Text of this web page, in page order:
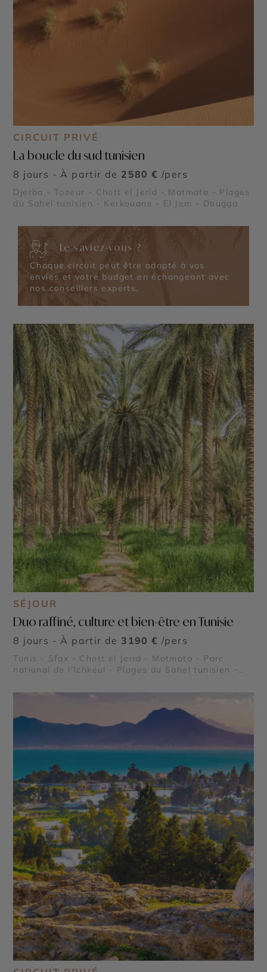
CIRCUIT PRIVÉ
La boucle du sud tunisien
8 jours - À partir de 2580 € /pers
Djerba - Tozeur - Chott el Jerid - Matmata - Plages
du Sahel tunisien - Kerkouane - El Jem - Dougga
Le saviez-vous ?
Chaque circuit peut être adapté à vos
envies et votre budget en échangeant avec
nos conseillers experts.
SÉJOUR
Duo raffiné, culture et bien-être en Tunisie
8 jours - À partir de 3190 € /pers
Tunis - Sfax - Chott el Jerid - Matmata - Parc
national de l’Ichkeul - Plages du Sahel tunisien -